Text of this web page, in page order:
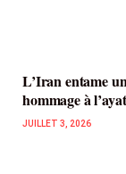
L’Iran entame
hommage à
JUILLET 3, 2026